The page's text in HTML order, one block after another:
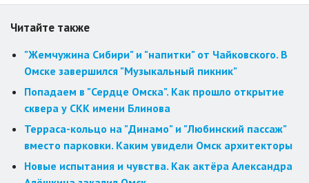
Читайте также
"Жемчужина Сибири" и "напитки" от Чайковского. В
Омске завершился "Музыкальный пикник"
Попадаем в "Сердце Омска". Как прошло открытие
сквера у СКК имени Блинова
Терраса-кольцо на "Динамо" и "Любинский пассаж"
вместо парковки. Каким увидели Омск архитекторы
Новые испытания и чувства. Как актёра Александра